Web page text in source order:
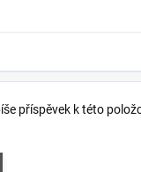
příspěvek k této